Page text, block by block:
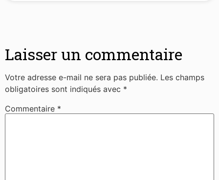
Laisser un commentaire
Votre adresse e-mail ne sera pas publiée. Les champs
obligatoires sont indiqués avec *
Commentaire *